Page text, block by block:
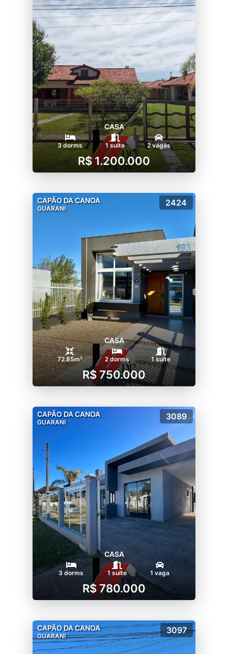
CASA
3 dorms 1 suíte 2 vagas
R$ 1.200.000
CAPÃO DA CANOA
GUARANI
2424
CASA
72.85m² 2 dorms 1 suíte
R$ 750.000
CAPÃO DA CANOA
GUARANI
3089
CASA
3 dorms 1 suíte 1 vaga
R$ 780.000
CAPÃO DA CANOA
GUARANI
3097